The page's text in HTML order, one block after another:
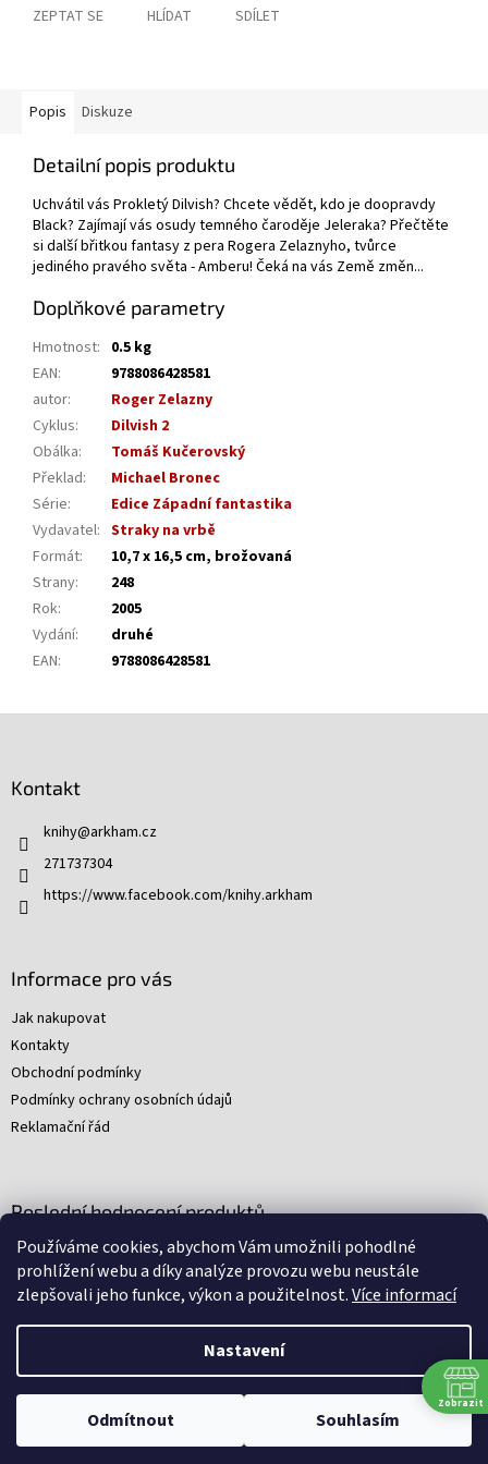
Používáme cookies, abychom Vám umožnili pohodlné
prohlížení webu a díky analýze provozu webu neustále
zlepšovali jeho funkce, výkon a použitelnost.Více informací
Nastavení
Odmítnout Souhlasím
Omlouváme se, ale všechny srpnové soboty budeme mít zavřeno.
ZEPTAT SE HLÍDAT SDÍLET
Popis Diskuze
Detailní popis produktu
Uchvátil vás Prokletý Dilvish? Chcete vědět, kdo je doopravdy
Black? Zajímají vás osudy temného čaroděje Jeleraka? Přečtěte
si další břitkou fantasy z pera Rogera Zelaznyho, tvůrce
jediného pravého světa - Amberu! Čeká na vás Země změn...
Doplňkové parametry
Hmotnost: 0.5 kg
EAN:
9788086428581
autor:
Roger Zelazny
Cyklus:
Dilvish 2
Obálka:
Tomáš Kučerovský
Překlad:
Michael Bronec
Série:
Edice Západní fantastika
Vydavatel: Straky na vrbě
Formát:
10,7 x 16,5 cm, brožovaná
Strany:
248
Rok:
2005
Vydání:
druhé
EAN: 9788086428581
Kontakt
knihy@arkham.cz
271737304
https://www.facebook.com/knihy.arkham
Informace pro vás
Jak nakupovat
Kontakty
Obchodní podmínky
Podmínky ochrany osobních údajů
Reklamační řád
Poslední hodnocení produktů
Young Indiana Jones a poklad na plantáži (A)
Hodnocení produktu je 5 z 5 hvězdiček.
|
Remedio Digital|Zbyněk Svoboda
Vytvořil
Shoptet
Copyright 2026Arkham. Všechna práva vyhrazena.
Zobrazit